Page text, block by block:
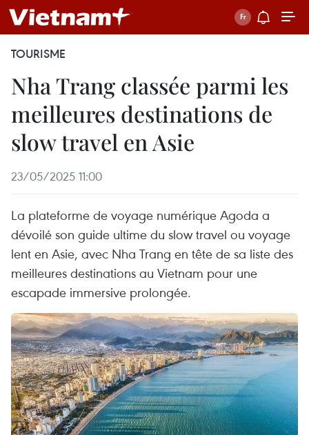
TOURISME
Nha Trang classée parmi les
meilleures destinations de
slow travel en Asie
23/05/2025 11:00
La plateforme de voyage numérique Agoda a
dévoilé son guide ultime du slow travel ou voyage
lent en Asie, avec Nha Trang en tête de sa liste des
meilleures destinations au Vietnam pour une
escapade immersive prolongée.